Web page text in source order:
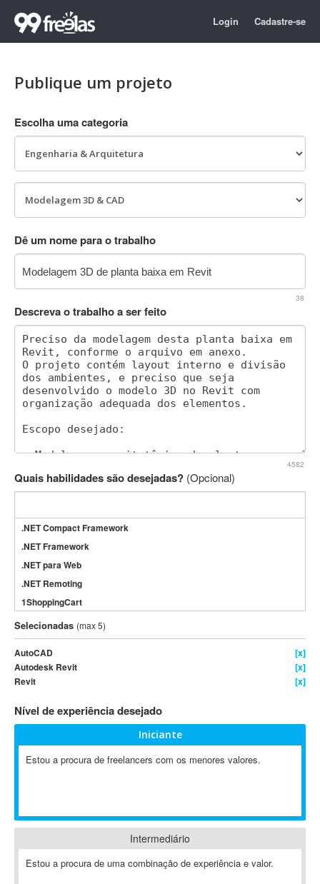
Login Cadastre-se
Publique um projeto
Escolha uma categoria
Dê um nome para o trabalho
38
Descreva o trabalho a ser feito
4582
Quais habilidades são desejadas? (Opcional)
.NET Compact Framework
.NET Framework
.NET para Web
.NET Remoting
1ShoppingCart
3DS Max
3GSM
4D Dimension
802.11
A-GPS
ABBYY FineReader
AbleCommerce
Selecionadas (max 5)
AutoCAD
[x]
Autodesk Revit
[x]
Revit
[x]
Nível de experiência desejado
Iniciante
Estou a procura de freelancers com os menores valores.
Intermediário
Estou a procura de uma combinação de experiência e valor.